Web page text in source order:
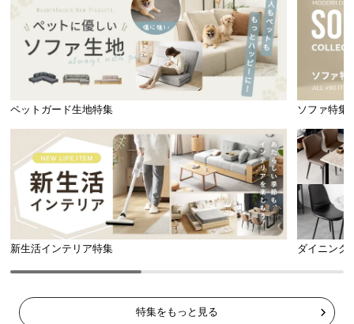
ペットガード生地特集 ソファ特集
新生活インテリア特集 ダイニング
特集をもっと見る